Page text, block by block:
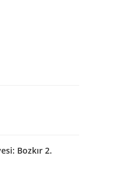
Bozkır 2.